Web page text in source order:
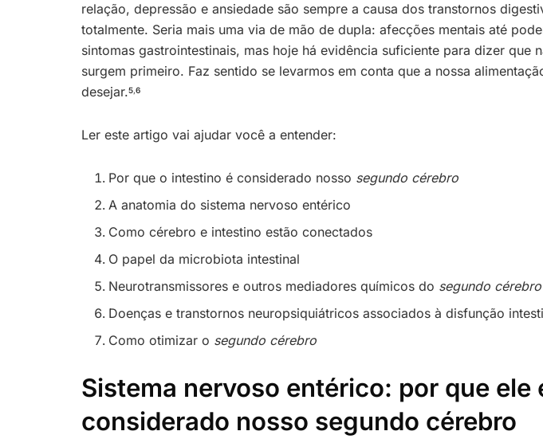
relação, depressão e ansiedade são sempre a causa dos transtornos
totalmente. Seria mais uma via de mão de dupla: afecções mentais até
sintomas gastrointestinais, mas hoje há evidência suficiente para dizer que
surgem primeiro. Faz sentido se levarmos em conta que a nossa
desejar.5,6
Ler este artigo vai ajudar você a entender:
Por que o intestino é considerado nosso segundo cérebro
A anatomia do sistema nervoso entérico
Como cérebro e intestino estão conectados
O papel da microbiota intestinal
Neurotransmissores e outros mediadores químicos do segundo cérebro
Doenças e transtornos neuropsiquiátricos associados à disfunção
Como otimizar o segundo cérebro
Sistema nervoso entérico: por que ele
considerado nosso segundo cérebro